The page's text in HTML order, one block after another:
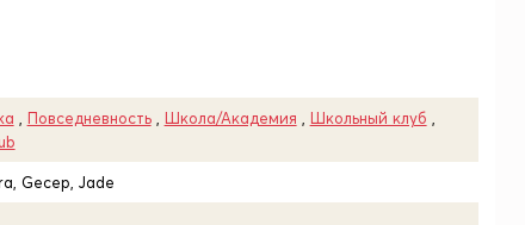
Повседневность, Школа/Академия Школьный клуб
Gecep, Jade